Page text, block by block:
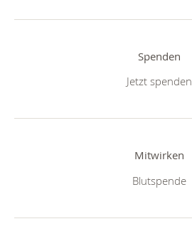
Spenden
Jetzt spenden
Mitwirken
Blutspende